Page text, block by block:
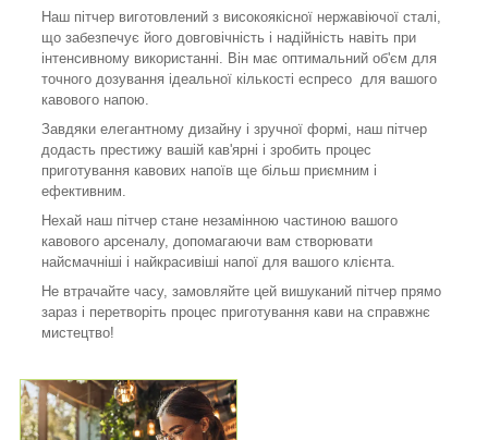
Наш пітчер виготовлений з високоякісної нержавіючої сталі,
що забезпечує його довговічність і надійність навіть при
інтенсивному використанні. Він має оптимальний об'єм для
точного дозування ідеальної кількості еспресо для вашого
кавового напою.
Завдяки елегантному дизайну і зручної формі, наш пітчер
додасть престижу вашій кав'ярні і зробить процес
приготування кавових напоїв ще більш приємним і
ефективним.
Нехай наш пітчер стане незамінною частиною вашого
кавового арсеналу, допомагаючи вам створювати
найсмачніші і найкрасивіші напої для вашого клієнта.
Не втрачайте часу, замовляйте цей вишуканий пітчер прямо
зараз і перетворіть процес приготування кави на справжнє
мистецтво!